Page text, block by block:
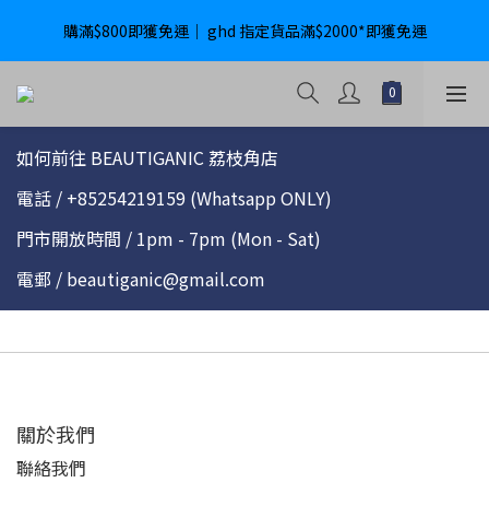
購滿$800即獲免運｜ ghd 指定貨品滿$2000*即獲免運
購滿$800即獲免運｜ ghd 指定貨品滿$2000*即獲免運
International Delivery Available ｜ Shop above HK$4800 Free
購滿$800即獲免運｜ ghd 指定貨品滿$2000*即獲免運
如何前往 BEAUTIGANIC 荔枝角店
電話 / +85254219159 (Whatsapp ONLY)
門市開放時間 / 1pm - 7pm (Mon - Sat)
電郵 / beautiganic@gmail.com
關於我們
聯絡我們